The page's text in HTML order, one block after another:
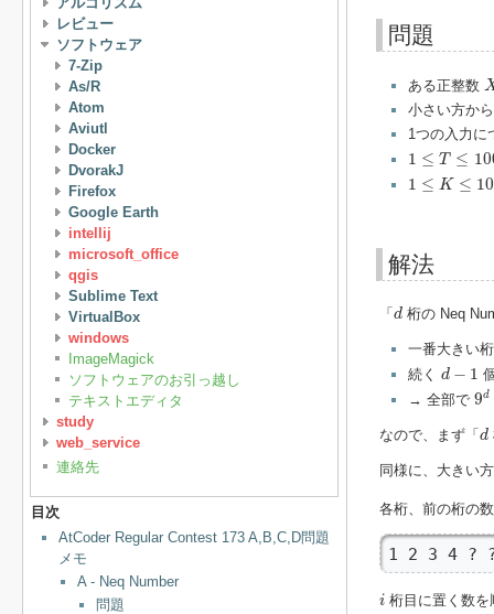
レビュー
ソフトウェア
7-Zip
As/R
Atom
Aviutl
Docker
DvorakJ
Firefox
Google Earth
intellij
microsoft_office
qgis
Sublime Text
VirtualBox
windows
ImageMagick
ソフトウェアのお引っ越し
テキストエディタ
study
web_service
連絡先
目次
AtCoder Regular Contest 173 A,B,C,D問題
メモ
A - Neq Number
問題
問題
ある正整数 X
小さい方か
1つの入力に
1 ≤ T ≤
1 T ≤100
1 ≤ K ≤ 10
≤10
解法
「 dd桁の Neq
一番大きい
続く d − 1
d−
→ 全部で 9d
9d
なので、まず「 dd
同様に、大きい
各桁、前の桁の
1 2 3 4 ? ?
i桁目に置く数を